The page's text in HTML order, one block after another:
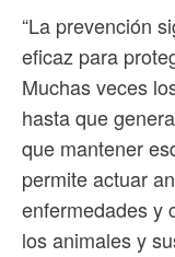
“La prevención
eficaz para
Muchas veces
hasta que
que mantener
permite actuar
enfermedades y
los animales y